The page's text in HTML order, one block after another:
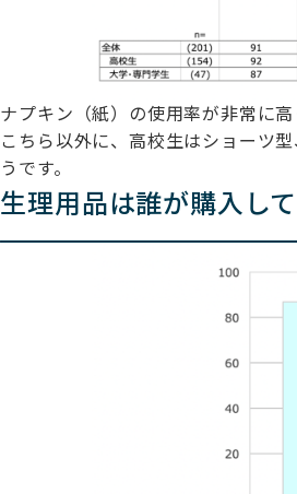
ナプキン（紙）の使用率が非常に高
こちら以外に、高校生はショーツ
うです。
生理用品は誰が購入し